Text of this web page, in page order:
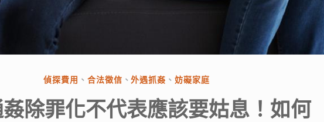
分
偵探費用 、 合法徵信 、外遇抓姦 、妨礙家庭
除罪化不代表應該要姑息！如何